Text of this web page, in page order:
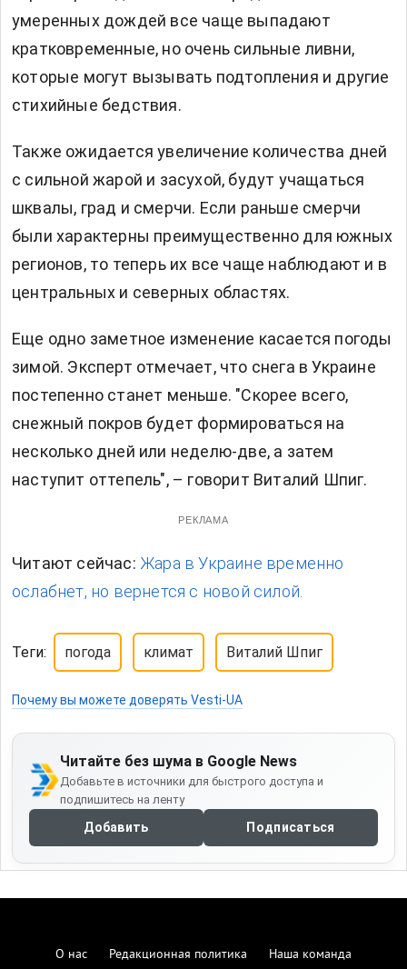
умеренных дождей все чаще выпадают
кратковременные, но очень сильные ливни,
которые могут вызывать подтопления и другие
стихийные бедствия.
Также ожидается увеличение количества дней
с сильной жарой и засухой, будут учащаться
шквалы, град и смерчи. Если раньше смерчи
были характерны преимущественно для южных
регионов, то теперь их все чаще наблюдают и в
центральных и северных областях.
Еще одно заметное изменение касается погоды
зимой. Эксперт отмечает, что снега в Украине
постепенно станет меньше. "Скорее всего,
снежный покров будет формироваться на
несколько дней или неделю-две, а затем
наступит оттепель", – говорит Виталий Шпиг.
РЕКЛАМА
Читают сейчас: Жара в Украине временно
ослабнет, но вернется с новой силой.
Теги: погода климат Виталий Шпиг
Почему вы можете доверять Vesti-UA
Читайте без шума в Google News
Добавьте в источники для быстрого доступа и
подпишитесь на ленту
Добавить Подписаться
О нас Редакционная политика
Наша команда